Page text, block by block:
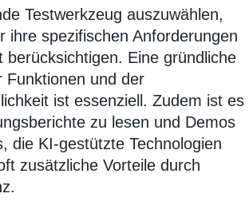
Testwerkzeug auszuwählen,
ihre spezifischen Anforderungen
berücksichtigen. Eine gründliche
Funktionen und der
ist essenziell. Zudem ist es
zu lesen und Demos
die KI-gestützte Technologien
zusätzliche Vorteile durch